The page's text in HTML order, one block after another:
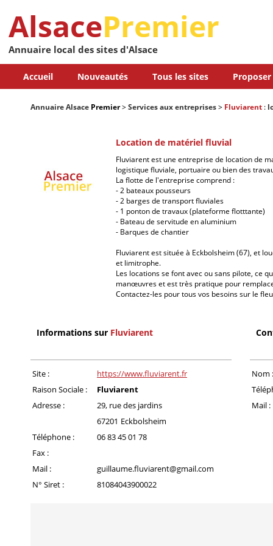
AlsacePremier
Annuaire local des sites d'Alsace
Accueil Nouveautés Tous les sites
Annuaire Alsace Premier>Services aux entreprises> Fluviarent :
Location de matériel fluvial
Fluviarent est une entreprise de location de
logistique fluviale, portuaire ou bien des
La flotte de l'entreprise comprend :
- 2 bateaux pousseurs
- 2 barges de transport fluviales
- 1 ponton de travaux (plateforme flotttante)
- Bateau de servitude en aluminium
- Barques de chantier
Fluviarent est située à Eckbolsheim (67), et
et limitrophe.
Les locations se font avec ou sans pilote, ce
manœuvres et est très pratique pour
Contactez-les pour tous vos besoins sur le
Informations sur Fluviarent
Site :
https://www.fluviarent.fr
Raison Sociale :
Fluviarent
Adresse :
29, rue des jardins
67201 Eckbolsheim
Téléphone :
06 83 45 01 78
Fax :
Mail :
guillaume.fluviarent@gmail.com
N° Siret :
81084043900022
Nom :
Mail :